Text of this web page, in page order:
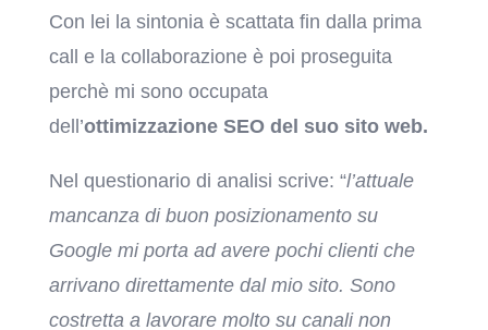
Con lei la sintonia è scattata fin dalla prima
call e la collaborazione è poi proseguita
perchè mi sono occupata
dell’ottimizzazione SEO del suo sito web.
Nel questionario di analisi scrive: “l’attuale
mancanza di buon posizionamento su
Google mi porta ad avere pochi clienti che
arrivano direttamente dal mio sito. Sono
costretta a lavorare molto su canali non